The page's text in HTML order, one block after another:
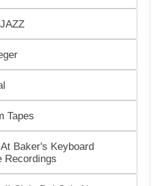
Tapes
Baker's Keyboard
Recordings